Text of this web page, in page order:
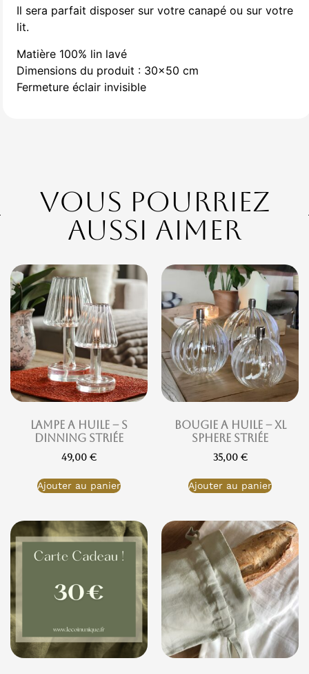
Il sera parfait disposer sur votre canapé ou sur votre
lit.
Matière 100% lin lavé
Dimensions du produit : 30×50 cm
Fermeture éclair invisible
Vous pourriez
aussi aimer
Lampe a huile – S
Dinning striée
49,00 €
Ajouter au panier
Bougie a huile – XL
Sphere striée
35,00 €
Ajouter au panier